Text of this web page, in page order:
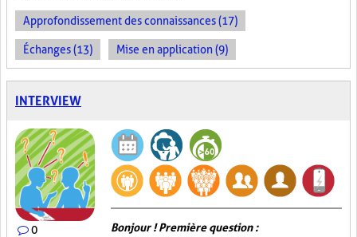
Approfondissement des connaissances (17)
Échanges (13) Mise en application (9)
INTERVIEW
0 Bonjour ! Première question :